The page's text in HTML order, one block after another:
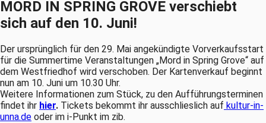
MORD IN SPRING GROVE verschiebt
sich auf den 10. Juni!
Der ursprünglich für den 29. Mai angekündigte Vorverkaufsstart
für die Summertime Veranstaltungen „Mord in Spring Grove“ auf
dem Westfriedhof wird verschoben. Der Kartenverkauf beginnt
nun am 10. Juni um 10.30 Uhr.
Weitere Informationen zum Stück, zu den Aufführungsterminen
findet ihr hier. Tickets bekommt ihr ausschlieslich auf kultur-in-
unna.de oder im i-Punkt im zib.